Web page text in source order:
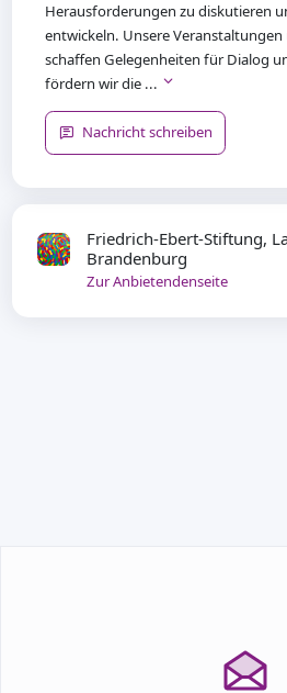
Friedrich-Ebert-Stiftung,
Brandenburg
Zur Anbietendenseite
Herausforderungen zu diskutieren
entwickeln. Unsere
schaffen Gelegenheiten für Dialog
fördern wir die ...
Nachricht schreiben